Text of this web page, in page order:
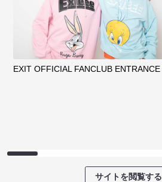
EXIT OFFICIAL FANCLUB ENTRANCE
サイトを閲覧する